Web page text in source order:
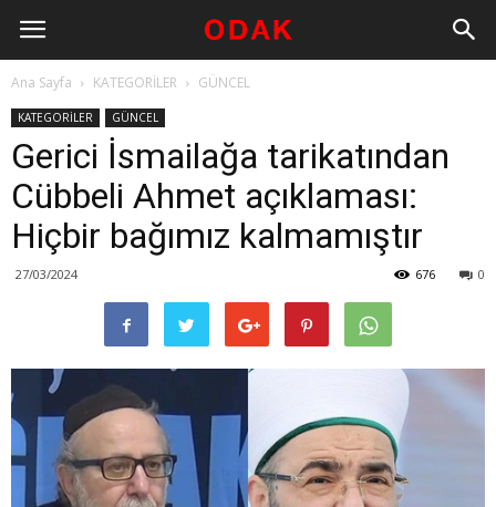
Ana Sayfa KATEGORİLER GÜNCEL
KATEGORİLER GÜNCEL
Gerici İsmailağa tarikatından
Cübbeli Ahmet açıklaması:
Hiçbir bağımız kalmamıştır
27/03/2024 0
676